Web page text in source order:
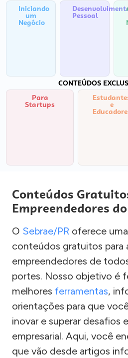
Iniciando
um
Negócio
Pessoal
CONTEÚDOS
Para
Startups e
Conteúdos
Empreendedores
O Sebrae/PR oferece
conteúdos gratuitos para
empreendedores de
portes. Nosso objetivo é
melhores ferramentas,
orientações para que
inovar e superar desafios
empresarial. Aqui, você
que vão desde artigos